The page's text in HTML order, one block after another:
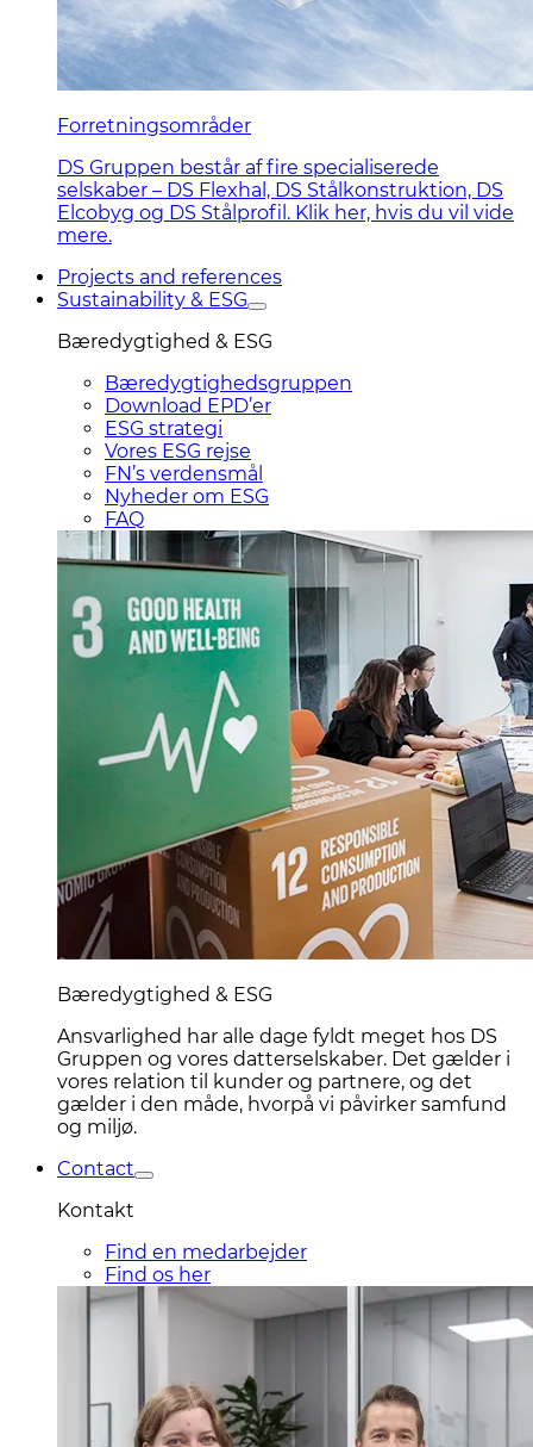
Forretningsområder
DS Gruppen består af fire specialiserede
selskaber – DS Flexhal, DS Stålkonstruktion, DS
Elcobyg og DS Stålprofil. Klik her, hvis du vil vide
mere.
Projects and references
Sustainability & ESG
Bæredygtighed & ESG
Bæredygtighedsgruppen
Download EPD’er
ESG strategi
Vores ESG rejse
FN’s verdensmål
Nyheder om ESG
FAQ
Bæredygtighed & ESG
Ansvarlighed har alle dage fyldt meget hos DS
Gruppen og vores datterselskaber. Det gælder i
vores relation til kunder og partnere, og det
gælder i den måde, hvorpå vi påvirker samfund
og miljø.
Contact
Kontakt
Find en medarbejder
Find os her